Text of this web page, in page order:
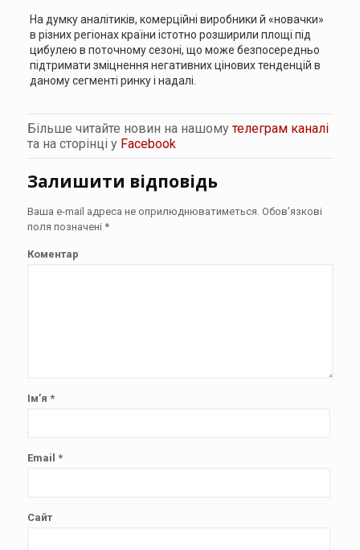
На думку аналітиків, комерційні виробники й «новачки»
в різних регіонах країни істотно розширили площі під
цибулею в поточному сезоні, що може безпосередньо
підтримати зміцнення негативних цінових тенденцій в
даному сегменті ринку і надалі.
Більше читайте новин на нашомутелеграм каналі
та на сторінці у Facebook
Залишити відповідь
Ваша e-mail адреса не оприлюднюватиметься. Обов’язкові
поля позначені *
Коментар
Ім’я *
Email *
Сайт